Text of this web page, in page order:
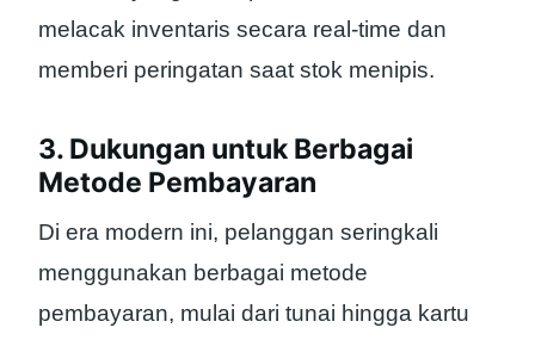
melacak inventaris secara real-time dan
memberi peringatan saat stok menipis.
3. Dukungan untuk Berbagai
Metode Pembayaran
Di era modern ini, pelanggan seringkali
menggunakan berbagai metode
pembayaran, mulai dari tunai hingga kartu